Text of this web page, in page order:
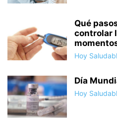
Qué
controlar
Hoy
Día
Hoy